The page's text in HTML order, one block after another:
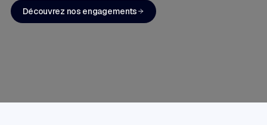
Découvrez nos engagements